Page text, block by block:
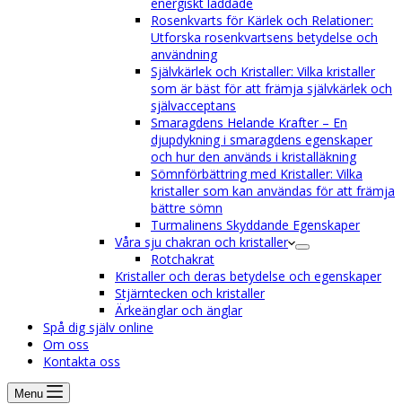
Rosenkvarts för Kärlek och Relationer:
Utforska rosenkvartsens betydelse och
användning
Självkärlek och Kristaller: Vilka kristaller
som är bäst för att främja självkärlek och
självacceptans
Smaragdens Helande Krafter – En
djupdykning i smaragdens egenskaper
och hur den används i kristalläkning
Sömnförbättring med Kristaller: Vilka
kristaller som kan användas för att främja
bättre sömn
Turmalinens Skyddande Egenskaper
Våra sju chakran och kristaller
Rotchakrat
Kristaller och deras betydelse och egenskaper
Stjärntecken och kristaller
Ärkeänglar och änglar
Spå dig själv online
Om oss
Kontakta oss
Menu